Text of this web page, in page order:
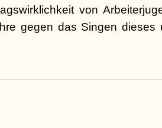
von
gegen das Singen dieses